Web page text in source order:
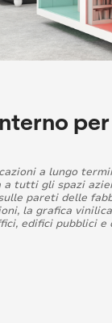
a lungo
a tutti gli spazi
pareti delle
la grafica
edifici pubblici e